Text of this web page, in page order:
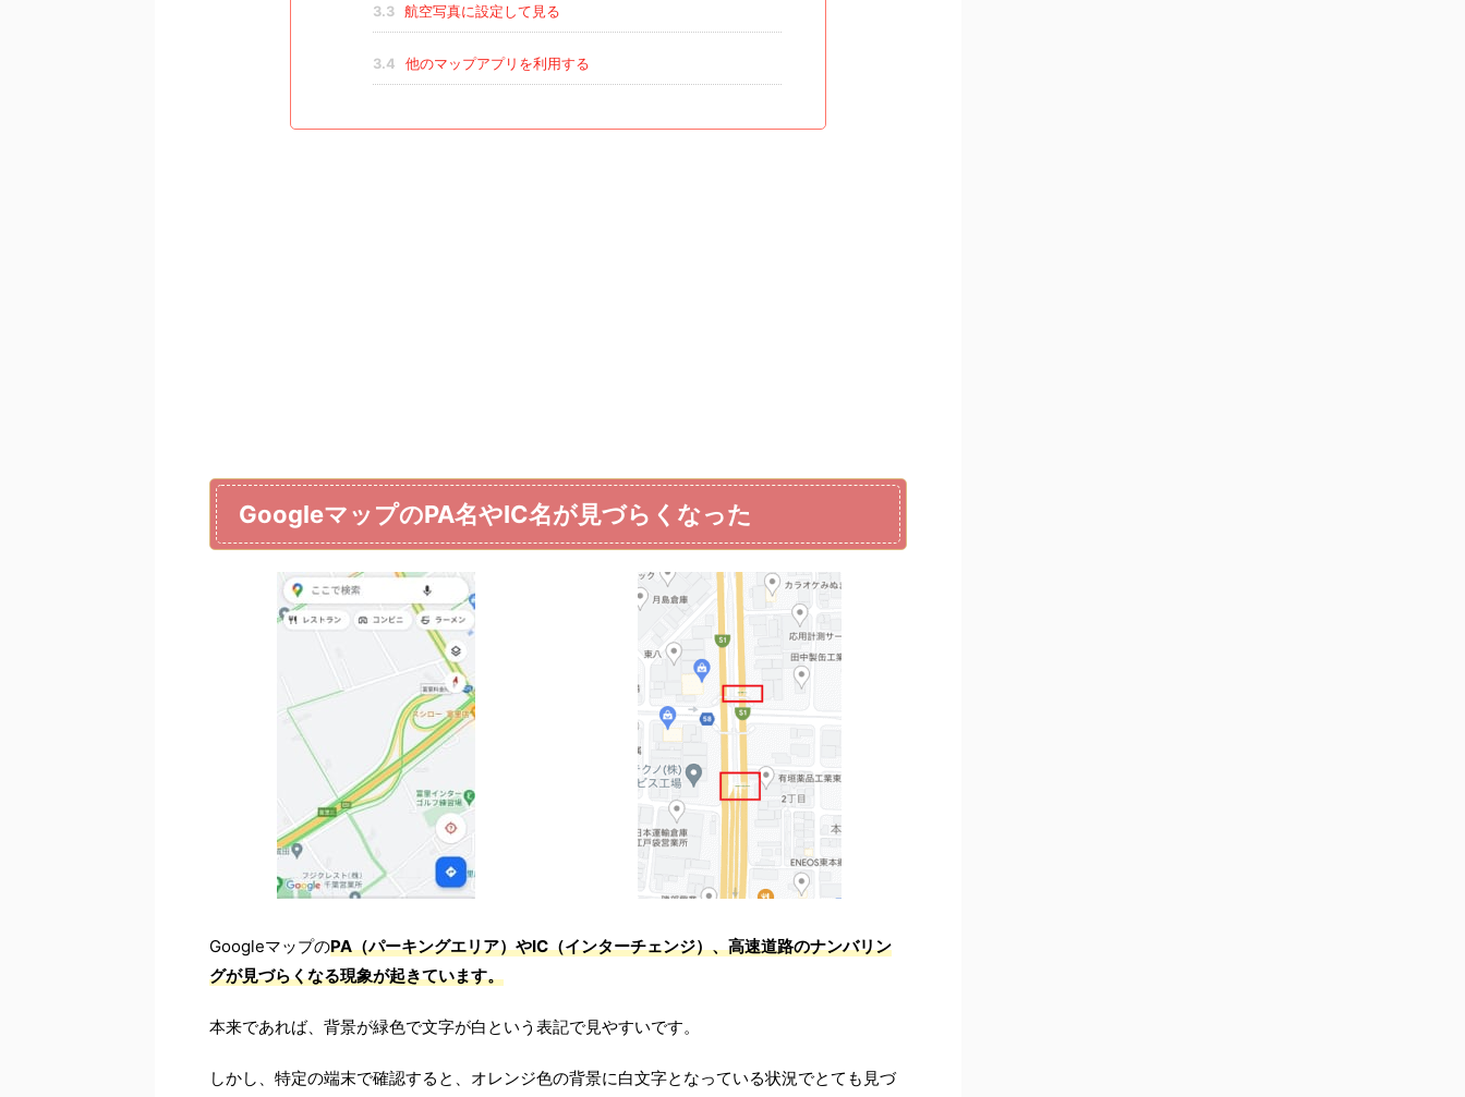
3.3 航空写真に設定して見る
3.4 他のマップアプリを利用する
GoogleマップのPA名やIC名が見づらくなった
GoogleマップのPA（パーキングエリア）やIC（インターチェンジ）、高速道路のナンバリン
グが見づらくなる現象が起きています。
本来であれば、背景が緑色で文字が白という表記で見やすいです。
しかし、特定の端末で確認すると、オレンジ色の背景に白文字となっている状況でとても見づ